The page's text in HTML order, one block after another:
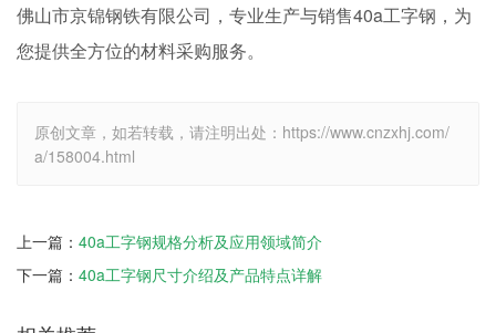
佛山市京锦钢铁有限公司，专业生产与销售40a工字钢，为
您提供全方位的材料采购服务。
原创文章，如若转载，请注明出处：https://www.cnzxhj.com/
a/158004.html
上一篇： 40a工字钢规格分析及应用领域简介
下一篇： 40a工字钢尺寸介绍及产品特点详解